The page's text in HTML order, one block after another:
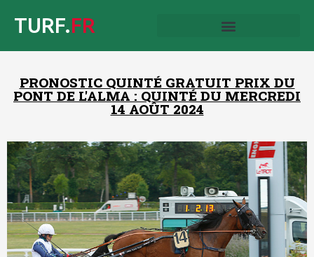
TURF.FR
PRONOSTIC QUINTÉ GRATUIT PRIX DU
PONT DE L'ALMA : QUINTÉ DU MERCREDI
14 AOÛT 2024